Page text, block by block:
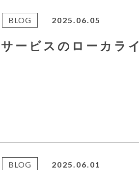
BLOG 2025.06.05
ービスのローカライ
BLOG 2025.06.01